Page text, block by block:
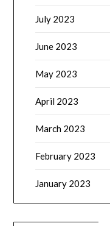
July 2023
June 2023
May 2023
April 2023
March 2023
February 2023
January 2023